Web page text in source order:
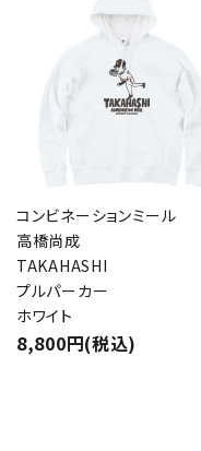
コンビネーションミール
高橋尚成
TAKAHASHI
プルパーカー
ホワイト
8,800円(税込)